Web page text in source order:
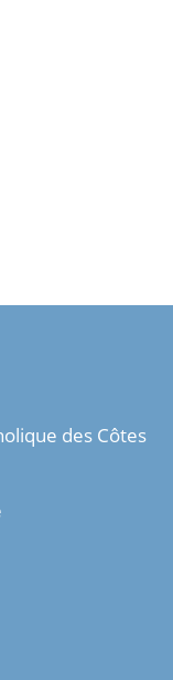
des Côtes